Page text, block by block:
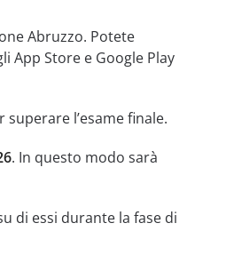
Abruzzo. Potete
App Store e Google Play
l’esame finale.
. In questo modo sarà
di essi durante la fase di